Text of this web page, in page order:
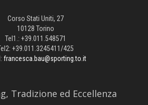
Corso Stati Uniti, 27
10128 Torino
Tel1.: +39.011.548571
+39.011.3245411/425
francesca.bau@sporting.to.it
Tradizione ed Eccellenza